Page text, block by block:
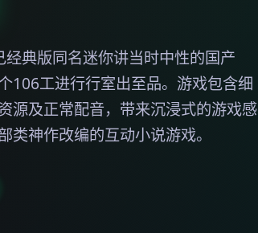
典版同名迷你讲当时中性的国产
106工进行行室出至品。游戏包含细
源及正常配音，带来沉浸式的游戏感
类神作改编的互动小说游戏。